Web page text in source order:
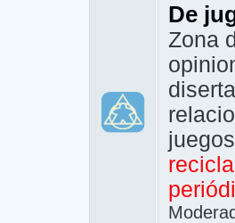
De
Zona